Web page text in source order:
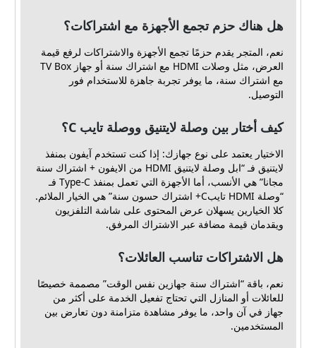
هل هناك حزم تجمع الأجهزة مع اشتراكات؟
نعم، المتجر يقدم حزمًا تجمع الأجهزة والاشتراكات لرفع قيمة
العرض، مثل وصلات HDMI مع اشتراك سنة أو جهاز TV Box
مع اشتراك سنة، ما يوفر تجربة جاهزة للاستخدام فور
التوصيل.
كيف أختار بين وصلة لايتنيق ووصلة تايب C؟
الاختيار يعتمد على نوع جهازك: إذا كنت تستخدم آيفون بمنفذ
لايتنيق فـ “ابل وصلة لايتنيق HDMI من الايفون + اشتراك سنة
مجانا” هي الأنسب، أما الأجهزة التي تعمل بمنفذ Type-C فـ
“وصلة HDMI تايبC+ اشتراك حسون سنة” هي الخيار الملائم.
كلا الخيارين يسهلان عرض المحتوى على شاشة التلفزيون
ويقدمان قيمة مضافة عبر الاشتراك المرفق.
هل الاشتراكات تناسب العائلات؟
نعم، باقة “اشتراك سنة جهازين نفس الوقت” مصممة خصيصًا
للعائلات أو المنازل التي تحتاج تفعيل الخدمة على أكثر من
جهاز في آن واحد، ما يوفر مشاهدة متزامنة دون تعارض بين
المستخدمين.